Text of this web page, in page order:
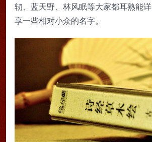
轫、蓝天野、林风眠等大家都耳熟能
享一些相对小众的名字。